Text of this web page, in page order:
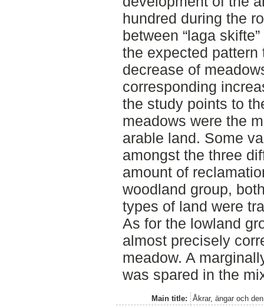
hundred during the
between “laga
the expected
decrease of
corresponding
the study points to
meadows were the
arable land. Some
amongst the three
amount of
woodland group,
types of land were
As for the lowland
almost precisely
meadow. A
was spared in the
Main title:
Åkrar, ängar och